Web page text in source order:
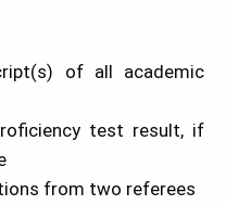
of all academic
test result, if
from two referees